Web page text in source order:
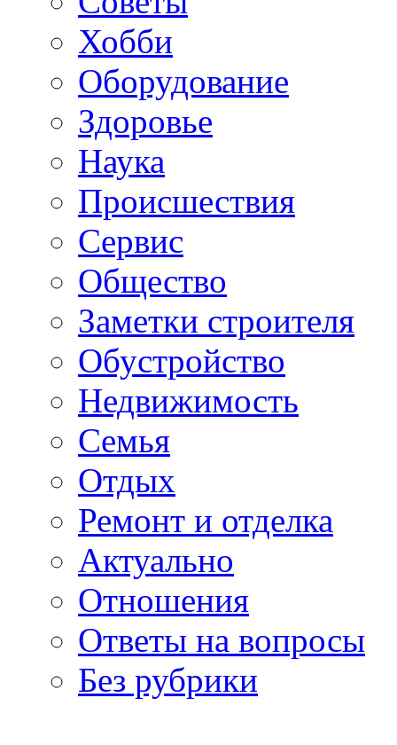
Хобби
Oборудование
Здоровье
Наука
Происшествия
Сервис
Общество
Заметки строителя
Обустройство
Недвижимость
Семья
Отдых
Ремонт и отделка
Актуально
Отношения
Ответы на вопросы
Без рубрики